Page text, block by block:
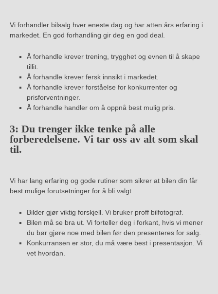
Vi forhandler bilsalg hver eneste dag og har atten års erfaring i
markedet. En god forhandling gir deg en god deal.
Å forhandle krever trening, trygghet og evnen til å skape
tillit.
Å forhandle krever fersk innsikt i markedet.
Å forhandle krever forståelse for konkurrenter og
prisforventninger.
Å forhandle handler om å oppnå best mulig pris.
3: Du trenger ikke tenke på alle
forberedelsene. Vi tar oss av alt som skal
til.
Vi har lang erfaring og gode rutiner som sikrer at bilen din får
best mulige forutsetninger for å bli valgt.
Bilder gjør viktig forskjell. Vi bruker proff bilfotograf.
Bilen må se bra ut. Vi forteller deg i forkant, hvis vi mener
du bør gjøre noe med bilen før den presenteres for salg.
Konkurransen er stor, du må være best i presentasjon. Vi
vet hvordan.